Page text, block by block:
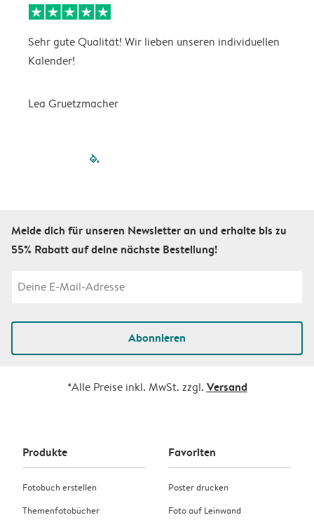
Sehr gute Qualität! Wir lieben unseren individuellen
Kalender!
Lea Gruetzmacher
filled-pagination
Melde dich für unseren Newsletter an und erhalte bis zu
55% Rabatt auf deine nächste Bestellung!
Abonnieren
*Alle Preise inkl. MwSt. zzgl. Versand
Produkte
Fotobuch erstellen
Themenfotobücher
Favoriten
Poster drucken
Foto auf Leinwand